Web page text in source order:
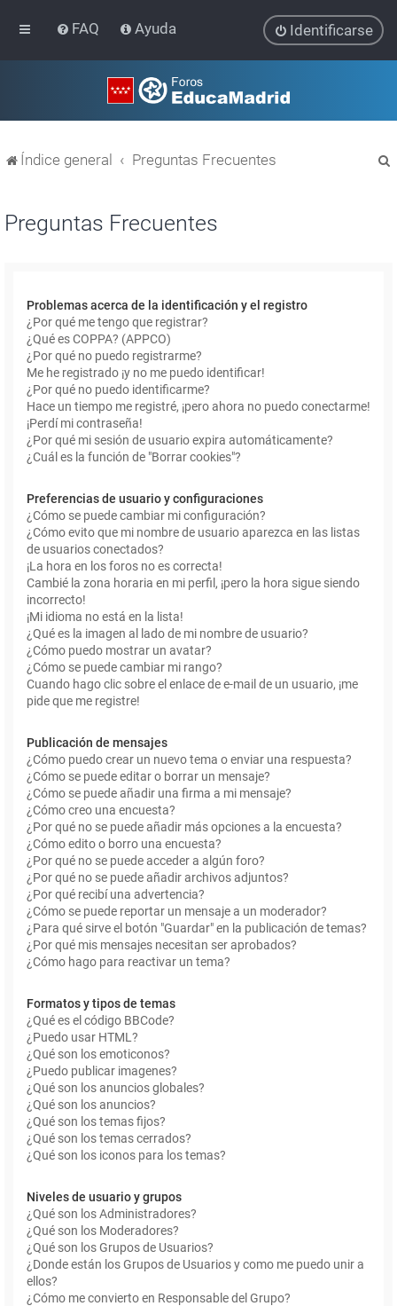
FAQ Ayuda Identificarse
Índice general Preguntas Frecuentes
Preguntas Frecuentes
Problemas acerca de la identificación y el registro
¿Por qué me tengo que registrar?
¿Qué es COPPA? (APPCO)
¿Por qué no puedo registrarme?
Me he registrado ¡y no me puedo identificar!
¿Por qué no puedo identificarme?
Hace un tiempo me registré, ¡pero ahora no puedo conectarme!
¡Perdí mi contraseña!
¿Por qué mi sesión de usuario expira automáticamente?
¿Cuál es la función de "Borrar cookies"?
Preferencias de usuario y configuraciones
¿Cómo se puede cambiar mi configuración?
¿Cómo evito que mi nombre de usuario aparezca en las listas
de usuarios conectados?
¡La hora en los foros no es correcta!
Cambié la zona horaria en mi perfil, ¡pero la hora sigue siendo
incorrecto!
¡Mi idioma no está en la lista!
¿Qué es la imagen al lado de mi nombre de usuario?
¿Cómo puedo mostrar un avatar?
¿Cómo se puede cambiar mi rango?
Cuando hago clic sobre el enlace de e-mail de un usuario, ¡me
pide que me registre!
Publicación de mensajes
¿Cómo puedo crear un nuevo tema o enviar una respuesta?
¿Cómo se puede editar o borrar un mensaje?
¿Cómo se puede añadir una firma a mi mensaje?
¿Cómo creo una encuesta?
¿Por qué no se puede añadir más opciones a la encuesta?
¿Cómo edito o borro una encuesta?
¿Por qué no se puede acceder a algún foro?
¿Por qué no se puede añadir archivos adjuntos?
¿Por qué recibí una advertencia?
¿Cómo se puede reportar un mensaje a un moderador?
¿Para qué sirve el botón "Guardar" en la publicación de temas?
¿Por qué mis mensajes necesitan ser aprobados?
¿Cómo hago para reactivar un tema?
Formatos y tipos de temas
¿Qué es el código BBCode?
¿Puedo usar HTML?
¿Qué son los emoticonos?
¿Puedo publicar imagenes?
¿Qué son los anuncios globales?
¿Qué son los anuncios?
¿Qué son los temas fijos?
¿Qué son los temas cerrados?
¿Qué son los iconos para los temas?
Niveles de usuario y grupos
¿Qué son los Administradores?
¿Qué son los Moderadores?
¿Qué son los Grupos de Usuarios?
¿Donde están los Grupos de Usuarios y como me puedo unir a
ellos?
¿Cómo me convierto en Responsable del Grupo?